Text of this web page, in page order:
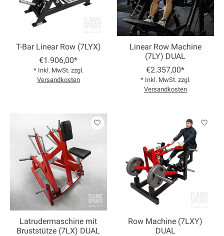
T-Bar Linear Row (7LYX)
€1.906,00*
* Inkl. MwSt. zzgl.
Versandkosten
Linear Row Machine
(7LY) DUAL
€2.357,00*
* Inkl. MwSt. zzgl.
Versandkosten
Latrudermaschine mit
Bruststütze (7LX) DUAL
Row Machine (7LXY)
DUAL